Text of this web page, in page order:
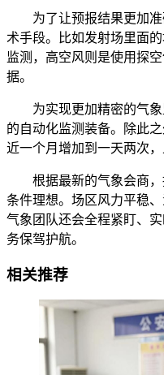
为了让预报结果更加准
术手段。比如发射场里面
监测，高空风则是使用探
据。
为实现更加精密的气象
的自动化监测装备。除此
近一个月增加到一天两次，
根据最新的气象会商，
条件理想。场区风力平稳
气象团队还会全程紧盯、
务保驾护航。
相关推荐